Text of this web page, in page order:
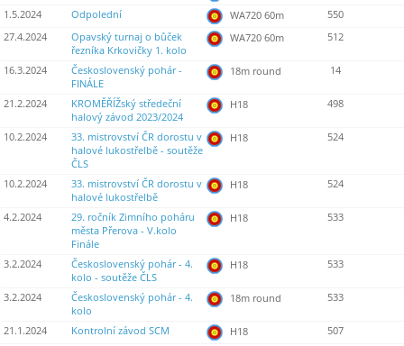
1.5.2024
Odpolední WA720 60m
550
27.4.2024
Opavský turnaj o bůček
řezníka Krkovičky 1. kolo
WA720 60m 512
16.3.2024
Československý pohár -
FINÁLE
18m round 14
21.2.2024
KROMĚŘÍŽský středeční
halový závod 2023/2024
H18 498
10.2.2024
33. mistrovství ČR dorostu v
halové lukostřelbě - soutěže
ČLS
H18 524
10.2.2024
33. mistrovství ČR dorostu v
halové lukostřelbě
H18 524
4.2.2024
29. ročník Zimního poháru
města Přerova - V.kolo
Finále
H18 533
3.2.2024
Československý pohár - 4.
kolo - soutěže ČLS
H18 533
3.2.2024
Československý pohár - 4.
kolo
18m round 533
21.1.2024 Kontrolní závod SCM H18
507